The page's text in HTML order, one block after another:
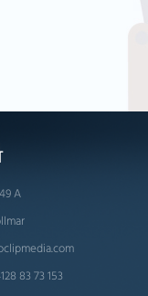
A
83 73 153